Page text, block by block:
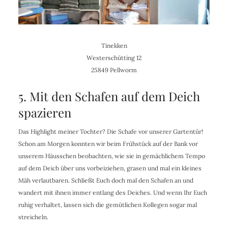
Tinekken
Westerschütting 12
25849 Pellworm
5. Mit den Schafen auf dem Deich
spazieren
Das Highlight meiner Tochter? Die Schafe vor unserer Gartentür!
Schon am Morgen konnten wir beim Frühstück auf der Bank vor
unserem Häusschen beobachten, wie sie in gemächlichem Tempo
auf dem Deich über uns vorbeiziehen, grasen und mal ein kleines
Mäh verlautbaren. Schließt Euch doch mal den Schafen an und
wandert mit ihnen immer entlang des Deiches. Und wenn Ihr Euch
ruhig verhaltet, lassen sich die gemütlichen Kollegen sogar mal
streicheln.